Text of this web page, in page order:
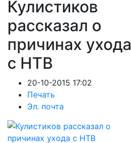
Кулистиков
рассказал о
причинах ухода
с НТВ
20-10-2015 17:02
Печать
Эл. почта